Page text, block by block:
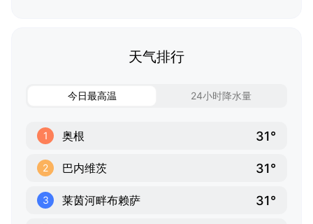
天气排行
今日最高温 24小时降水量
1 奥根 31°
2 巴内维茨 31°
3 莱茵河畔布赖萨 31°